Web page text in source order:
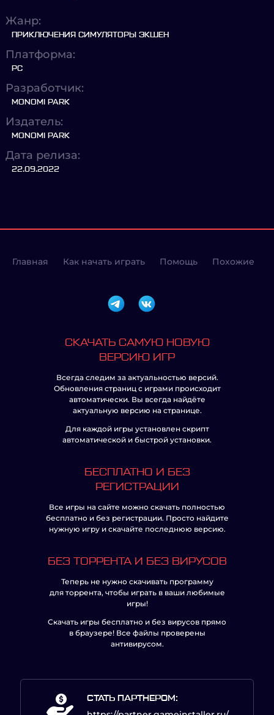
Жанр:
ПРИКЛЮЧЕНИЯ СИМУЛЯТОРЫ ЭКШЕН
Платформа:
PC
Разработчик:
MONOMI PARK
Издатель:
MONOMI PARK
Дата релиза:
22.09.2022
Главная Как начать играть Помощь Похожие
СКАЧАТЬ САМУЮ НОВУЮ
ВЕРСИЮ ИГР
Всегда следим за актуальностью версий.
Обновления страниц с играми происходит
автоматически. Вы всегда найдёте
актуальную версию на странице.
Для каждой игры установлен скрипт
автоматической и быстрой установки.
БЕСПЛАТНО И БЕЗ
РЕГИСТРАЦИИ
Все игры на сайте можно скачать полностью
бесплатно и без регистрации. Просто найдите
нужную игру и скачайте последнюю версию.
БЕЗ ТОРРЕНТА И БЕЗ ВИРУСОВ
Теперь не нужно скачивать программу
для торрента, чтобы играть в ваши любимые
игры!
Скачать игры бесплатно и без вирусов прямо
в браузере! Все файлы проверены
антивирусом.
СТАТЬ ПАРТНЕРОМ: